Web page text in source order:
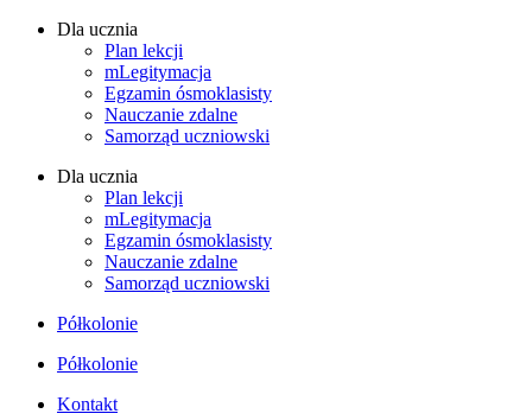
Dla ucznia
Plan lekcji
mLegitymacja
Egzamin ósmoklasisty
Nauczanie zdalne
Samorząd uczniowski
Dla ucznia
Plan lekcji
mLegitymacja
Egzamin ósmoklasisty
Nauczanie zdalne
Samorząd uczniowski
Półkolonie
Półkolonie
Kontakt